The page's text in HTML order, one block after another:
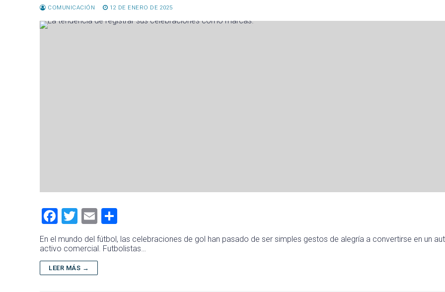
COMUNICACIÓN 12 DE ENERO DE 2025
F
ce
b
o
T
wi
tt
er
E
m
ai
l
o
m
En el mundo del fútbol, ​​las celebraciones de gol han pasado de ser simples gestos de alegría a convertirse en un
activo comercial. Futbolistas…
LEER MÁS →